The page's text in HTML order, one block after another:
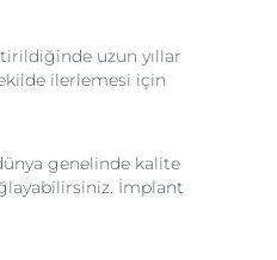
uzun yıllar
ilerlemesi için
genelinde kalite
İmplant